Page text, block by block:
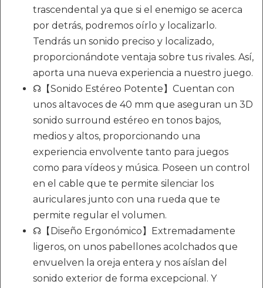
trascendental ya que si el enemigo se acerca
por detrás, podremos oírlo y localizarlo.
Tendrás un sonido preciso y localizado,
proporcionándote ventaja sobre tus rivales. Así,
aporta una nueva experiencia a nuestro juego.
☊【Sonido Estéreo Potente】Cuentan con
unos altavoces de 40 mm que aseguran un 3D
sonido surround estéreo en tonos bajos,
medios y altos, proporcionando una
experiencia envolvente tanto para juegos
como para vídeos y música. Poseen un control
en el cable que te permite silenciar los
auriculares junto con una rueda que te
permite regular el volumen.
☊【Diseño Ergonómico】Extremadamente
ligeros, on unos pabellones acolchados que
envuelven la oreja entera y nos aíslan del
sonido exterior de forma excepcional. Y